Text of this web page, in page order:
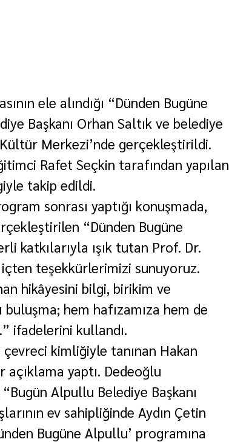
ele alındığı “Dünden Bugüne
Başkanı Orhan Saltık ve belediye
Merkezi’nde gerçekleştirildi.
Rafet Seçkin tarafından yapılan
takip edildi.
sonrası yaptığı konuşmada,
“Dünden Bugüne
katkılarıyla ışık tutan Prof. Dr.
içten teşekkürlerimizi sunuyoruz.
hikâyesini bilgi, birikim ve
hem hafızamıza hem de
ifadelerini kullandı.
kimliğiyle tanınan Hakan
yaptı. Dedeoğlu
Alpullu Belediye Başkanı
ev sahipliğinde Aydın Çetin
Bugüne Alpullu’ programına